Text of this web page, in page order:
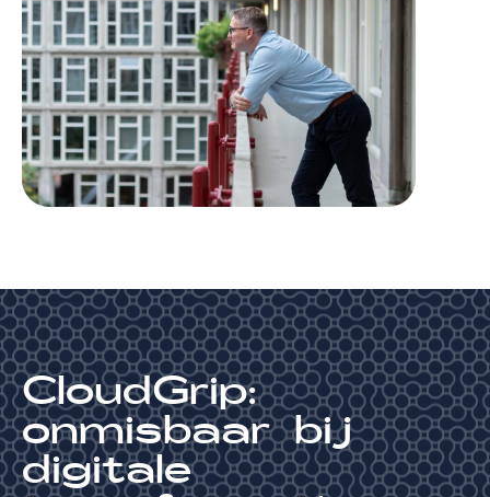
CloudGrip:
onmisbaar bij
digitale